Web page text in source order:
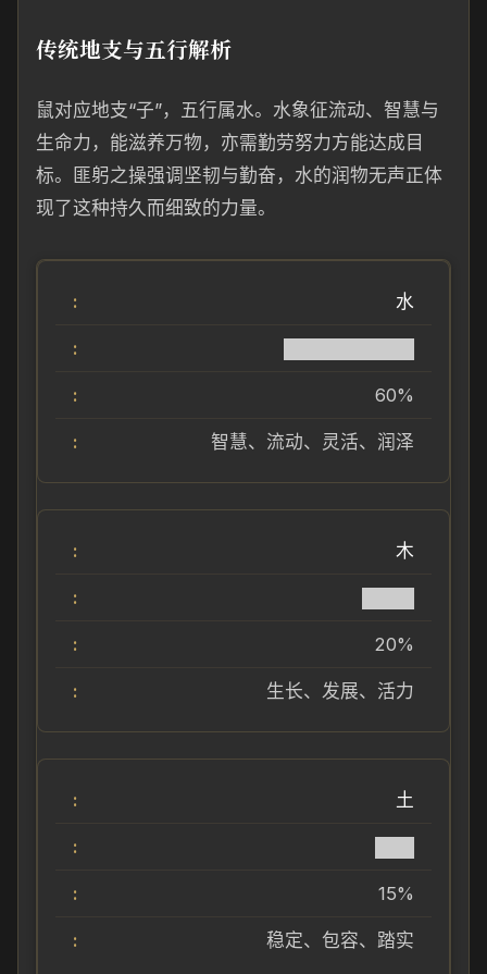
传统地支与五行解析
鼠对应地支“子”，五行属水。水象征流动、智慧与
生命力，能滋养万物，亦需勤劳努力方能达成目
标。匪躬之操强调坚韧与勤奋，水的润物无声正体
现了这种持久而细致的力量。
水
60%
智慧、流动、灵活、润泽
木
20%
生长、发展、活力
土
15%
稳定、包容、踏实